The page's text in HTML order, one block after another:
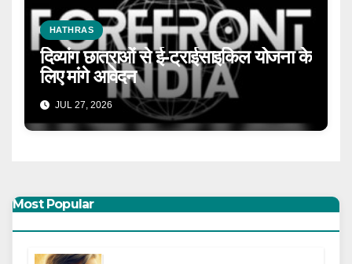
HATHRAS
दिव्यांग छात्राओं से ई-ट्राईसाइकिल योजना के
लिए मांगे आवेदन
JUL 27, 2026
Most Popular